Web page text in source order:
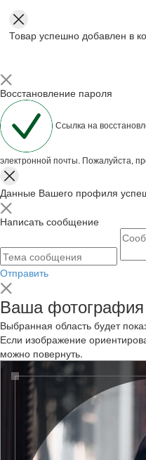
Товар успешно добавлен в
Восстановление пароля
Ссылка на
электронной почты. Пожалуйста,
Данные Вашего профиля
Написать сообщение
Отправить
Ваша фотография
Выбранная область будет
Если изображение
можно повернуть.